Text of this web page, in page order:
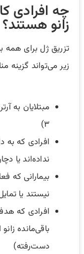
چه افرادی
زانو هستند؟
تزریق ژل برای همه
زیر می‌تواند گزینه
۳)
افرادی که
نداده‌اند یا
بیمارانی که
نیستند یا
افرادی که
باقی‌مانده
دست‌رفته)